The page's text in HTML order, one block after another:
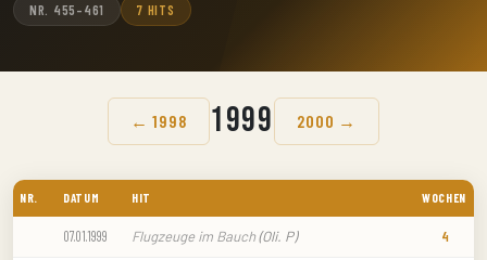
NR. 455–461 7 HITS
← 1998 1999 2000 →
NR. DATUM HIT WOCHEN
07.01.1999 Flugzeuge im Bauch(Oli. P) 4